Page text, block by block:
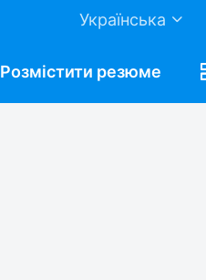
Українська
Розмістити резюме